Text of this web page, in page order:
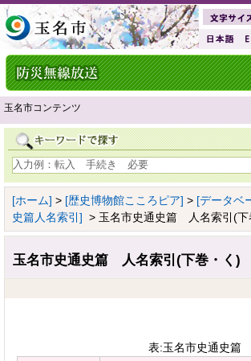
玉名市コンテンツ
[ホーム] > [歴史博物館こころピア] > [データベ
史篇人名索引] > 玉名市史通史篇 人名索引(下
玉名市史通史篇 人名索引(下巻・く)
表:玉名市史通史篇